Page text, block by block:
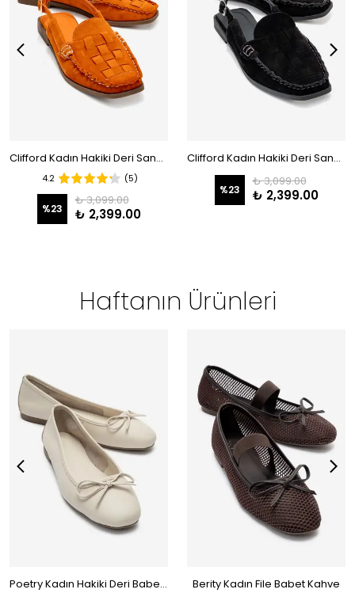
Clifford Kadın Hakiki Deri Sandalet Oranj Süet
4.2 (5)
%23
₺ 3,099.00
₺ 2,399.00
Clifford Kadın Hakiki Deri Sandalet Siyah Süet
%23
₺ 3,099.00
₺ 2,399.00
Haftanın Ürünleri
Poetry Kadın Hakiki Deri Babet Bej Berity Kadın File Babet Kahve